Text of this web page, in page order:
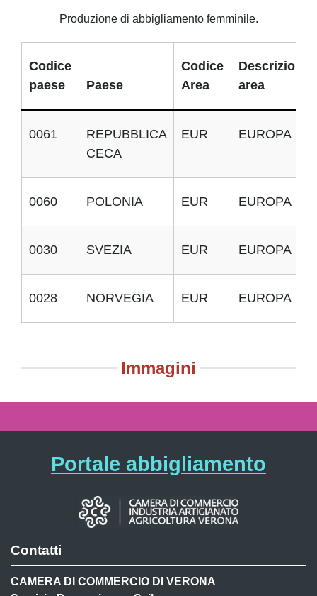
Produzione di abbigliamento femminile.
Codice
paese
Paese
Codice
Area
Descrizione
area
0061
REPUBBLICA
CECA
EUR EUROPA
0060 POLONIA EUR EUROPA
0030 SVEZIA EUR EUROPA
0028 NORVEGIA EUR EUROPA
Immagini
Portale abbigliamento
Contatti
CAMERA DI COMMERCIO DI VERONA